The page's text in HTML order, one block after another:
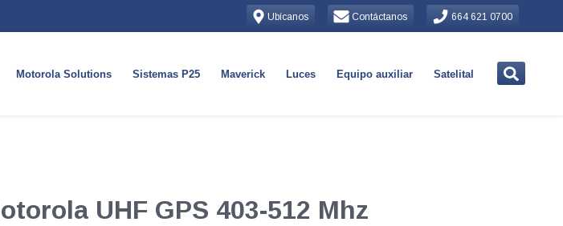
Ubícanos Contáctanos 664 621 0700
Motorola Solutions Sistemas P25 Maverick Luces Equipo auxiliar Satelital
UHF GPS 403-512 Mhz